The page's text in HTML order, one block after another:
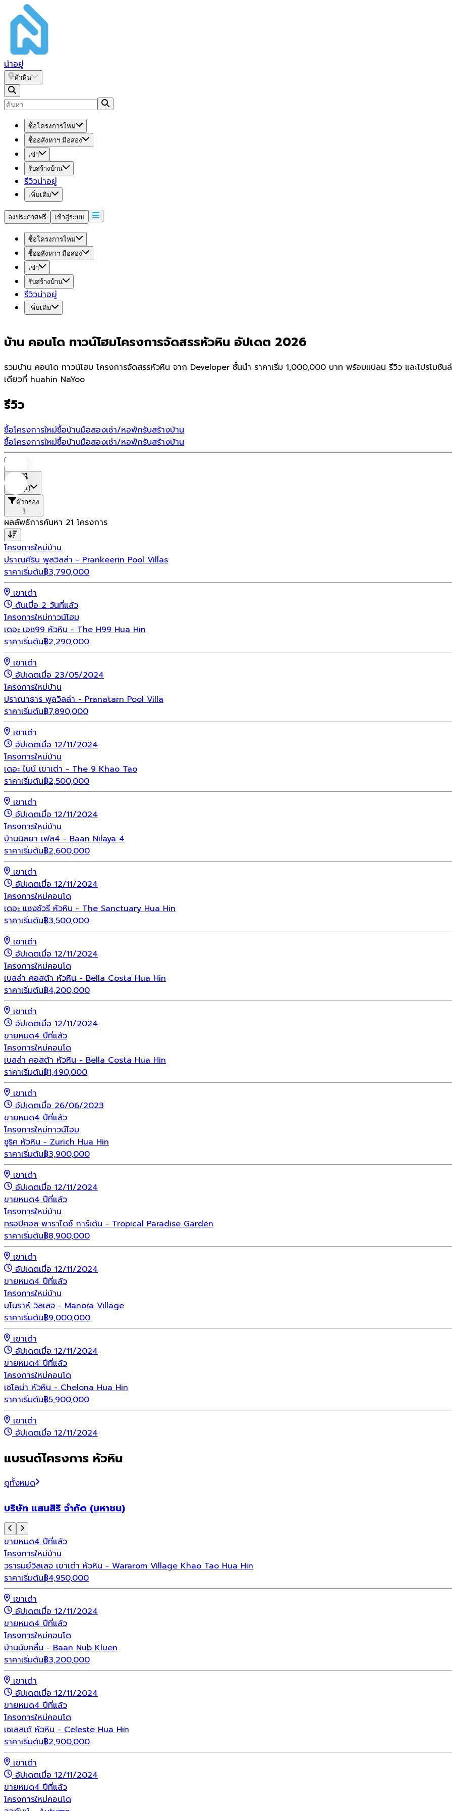
น่าอยู่
หัวหิน
ซื้อโครงการใหม่
ซื้ออสังหาฯ มือสอง
เช่า
รับสร้างบ้าน
รีวิวน่าอยู่
เพิ่มเติม
ลงประกาศฟรี เข้าสู่ระบบ
ซื้อโครงการใหม่
ซื้ออสังหาฯ มือสอง
เช่า
รับสร้างบ้าน
รีวิวน่าอยู่
เพิ่มเติม
บ้าน คอนโด ทาวน์โฮมโครงการจัดสรรหัวหิน อัปเดต 2026
รวมบ้าน คอนโด ทาวน์โฮม โครงการจัดสรรหัวหิน จาก Developer ชั้นนำ ราคาเริ่ม 1,000,000 บาท พร้อมแปลน รีวิว และโปรโมชั
เดียวที่ huahin NaYoo
รีวิว
ซื้อโครงการใหม่ซื้อบ้านมือสองเช่า/หอพักรับสร้างบ้าน
ซื้อโครงการใหม่ซื้อบ้านมือสองเช่า/หอพักรับสร้างบ้าน
(1)
ตัวกรอง
1
ผลลัพธ์การค้นหา 21 โครงการ
โครงการใหม่บ้าน
ปราณคีริน พูลวิลล่า - Prankeerin Pool Villas
ราคาเริ่มต้น฿3,790,000
เขาเต่า
ดันเมื่อ 2 วันที่แล้ว
โครงการใหม่ทาวน์โฮม
เดอะ เอช99 หัวหิน - The H99 Hua Hin
ราคาเริ่มต้น฿2,290,000
เขาเต่า
อัปเดตเมื่อ 23/05/2024
โครงการใหม่บ้าน
ปราณาธาร พูลวิลล่า - Pranatarn Pool Villa
ราคาเริ่มต้น฿7,890,000
เขาเต่า
อัปเดตเมื่อ 12/11/2024
โครงการใหม่บ้าน
เดอะ ไนน์ เขาเต่า - The 9 Khao Tao
ราคาเริ่มต้น฿2,500,000
เขาเต่า
อัปเดตเมื่อ 12/11/2024
โครงการใหม่บ้าน
บ้านนิลยา เฟส4 - Baan Nilaya 4
ราคาเริ่มต้น฿2,600,000
เขาเต่า
อัปเดตเมื่อ 12/11/2024
โครงการใหม่คอนโด
เดอะ แซงชัวรี หัวหิน - The Sanctuary Hua Hin
ราคาเริ่มต้น฿3,500,000
เขาเต่า
อัปเดตเมื่อ 12/11/2024
โครงการใหม่คอนโด
เบลล่า คอสต้า หัวหิน - Bella Costa Hua Hin
ราคาเริ่มต้น฿4,200,000
เขาเต่า
อัปเดตเมื่อ 12/11/2024
ขายหมด4 ปีที่แล้ว
โครงการใหม่คอนโด
เบลล่า คอสต้า หัวหิน - Bella Costa Hua Hin
ราคาเริ่มต้น฿1,490,000
เขาเต่า
อัปเดตเมื่อ 26/06/2023
ขายหมด4 ปีที่แล้ว
โครงการใหม่ทาวน์โฮม
ซูริค หัวหิน - Zurich Hua Hin
ราคาเริ่มต้น฿3,900,000
เขาเต่า
อัปเดตเมื่อ 12/11/2024
ขายหมด4 ปีที่แล้ว
โครงการใหม่บ้าน
ทรอปิคอล พาราไดซ์ การ์เด้น - Tropical Paradise Garden
ราคาเริ่มต้น฿8,900,000
เขาเต่า
อัปเดตเมื่อ 12/11/2024
ขายหมด4 ปีที่แล้ว
โครงการใหม่บ้าน
มโนราห์ วิลเลจ - Manora Village
ราคาเริ่มต้น฿9,000,000
เขาเต่า
อัปเดตเมื่อ 12/11/2024
ขายหมด4 ปีที่แล้ว
โครงการใหม่คอนโด
เชโลน่า หัวหิน - Chelona Hua Hin
ราคาเริ่มต้น฿5,900,000
เขาเต่า
อัปเดตเมื่อ 12/11/2024
แบรนด์โครงการ หัวหิน
ดูทั้งหมด
บริษัท แสนสิริ จำกัด (มหาชน)
ขายหมด4 ปีที่แล้ว
โครงการใหม่บ้าน
วรารมย์วิลเลจ เขาเต่า หัวหิน - Wararom Village Khao Tao Hua Hin
ราคาเริ่มต้น฿4,950,000
เขาเต่า
อัปเดตเมื่อ 12/11/2024
ขายหมด4 ปีที่แล้ว
โครงการใหม่คอนโด
บ้านนับคลื่น - Baan Nub Kluen
ราคาเริ่มต้น฿3,200,000
เขาเต่า
อัปเดตเมื่อ 12/11/2024
ขายหมด4 ปีที่แล้ว
โครงการใหม่คอนโด
เซเลสเต้ หัวหิน - Celeste Hua Hin
ราคาเริ่มต้น฿2,900,000
เขาเต่า
อัปเดตเมื่อ 12/11/2024
ขายหมด4 ปีที่แล้ว
โครงการใหม่คอนโด